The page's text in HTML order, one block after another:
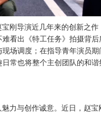
刚导演近几年来的创新之
看出《特工任务》拍摄背
场调度；在指导青年演员
常也将整个主创团队的和
力与创作诚意。近日，赵宝